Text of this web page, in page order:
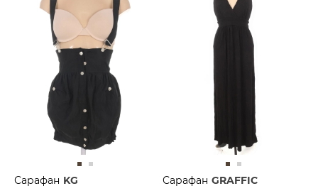
Сарафан KG Сарафан GRAFFIC